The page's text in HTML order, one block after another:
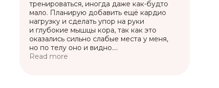
тренироваться, иногда даже как-будто
мало. Планирую добавить ещё кардио
нагрузку и сделать упор на руки
и глубокие мышцы кора, так как это
оказались сильно слабые места у меня,
но по телу оно и видно.
Стала замечать, что хожу с постоянно
Read more